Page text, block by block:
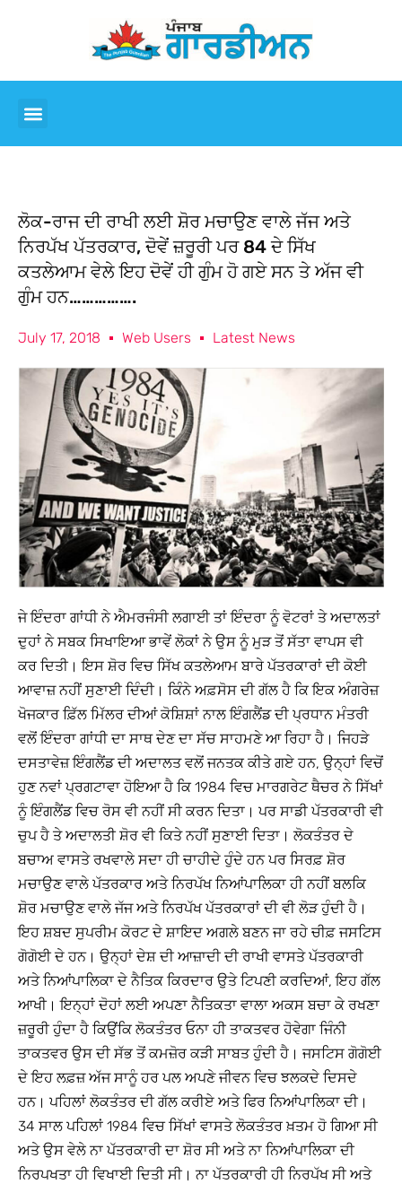
ਲੋਕ-ਰਾਜ ਦੀ ਰਾਖੀ ਲਈ ਸ਼ੋਰ ਮਚਾਉਣ ਵਾਲੇ ਜੱਜ ਅਤੇ
ਨਿਰਪੱਖ ਪੱਤਰਕਾਰ, ਦੋਵੇਂ ਜ਼ਰੂਰੀ ਪਰ 84 ਦੇ ਸਿੱਖ
ਕਤਲੇਆਮ ਵੇਲੇ ਇਹ ਦੋਵੇਂ ਹੀ ਗੁੰਮ ਹੋ ਗਏ ਸਨ ਤੇ ਅੱਜ ਵੀ
ਗੁੰਮ ਹਨ…………….
July 17, 2018 Web Users Latest News
ਜੇ ਇੰਦਰਾ ਗਾਂਧੀ ਨੇ ਐਮਰਜੰਸੀ ਲਗਾਈ ਤਾਂ ਇੰਦਰਾ ਨੂੰ ਵੋਟਰਾਂ ਤੇ ਅਦਾਲਤਾਂ
ਦੁਹਾਂ ਨੇ ਸਬਕ ਸਿਖਾਇਆ ਭਾਵੇਂ ਲੋਕਾਂ ਨੇ ਉਸ ਨੂੰ ਮੁੜ ਤੋਂ ਸੱਤਾ ਵਾਪਸ ਵੀ
ਕਰ ਦਿਤੀ। ਇਸ ਸ਼ੋਰ ਵਿਚ ਸਿੱਖ ਕਤਲੇਆਮ ਬਾਰੇ ਪੱਤਰਕਾਰਾਂ ਦੀ ਕੋਈ
ਆਵਾਜ਼ ਨਹੀਂ ਸੁਣਾਈ ਦਿੰਦੀ। ਕਿੰਨੇ ਅਫ਼ਸੋਸ ਦੀ ਗੱਲ ਹੈ ਕਿ ਇਕ ਅੰਗਰੇਜ਼
ਖੋਜਕਾਰ ਫ਼ਿੱਲ ਮਿੱਲਰ ਦੀਆਂ ਕੋਸ਼ਿਸ਼ਾਂ ਨਾਲ ਇੰਗਲੈਂਡ ਦੀ ਪ੍ਰਧਾਨ ਮੰਤਰੀ
ਵਲੋਂ ਇੰਦਰਾ ਗਾਂਧੀ ਦਾ ਸਾਥ ਦੇਣ ਦਾ ਸੱਚ ਸਾਹਮਣੇ ਆ ਰਿਹਾ ਹੈ। ਜਿਹੜੇ
ਦਸਤਾਵੇਜ਼ ਇੰਗਲੈਂਡ ਦੀ ਅਦਾਲਤ ਵਲੋਂ ਜਨਤਕ ਕੀਤੇ ਗਏ ਹਨ, ਉਨ੍ਹਾਂ ਵਿਚੋਂ
ਹੁਣ ਨਵਾਂ ਪ੍ਰਗਟਾਵਾ ਹੋਇਆ ਹੈ ਕਿ 1984 ਵਿਚ ਮਾਰਗਰੇਟ ਥੈਚਰ ਨੇ ਸਿੱਖਾਂ
ਨੂੰ ਇੰਗਲੈਂਡ ਵਿਚ ਰੋਸ ਵੀ ਨਹੀਂ ਸੀ ਕਰਨ ਦਿਤਾ। ਪਰ ਸਾਡੀ ਪੱਤਰਕਾਰੀ ਵੀ
ਚੁਪ ਹੈ ਤੇ ਅਦਾਲਤੀ ਸ਼ੋਰ ਵੀ ਕਿਤੇ ਨਹੀਂ ਸੁਣਾਈ ਦਿਤਾ। ਲੋਕਤੰਤਰ ਦੇ
ਬਚਾਅ ਵਾਸਤੇ ਰਖਵਾਲੇ ਸਦਾ ਹੀ ਚਾਹੀਦੇ ਹੁੰਦੇ ਹਨ ਪਰ ਸਿਰਫ਼ ਸ਼ੋਰ
ਮਚਾਉਣ ਵਾਲੇ ਪੱਤਰਕਾਰ ਅਤੇ ਨਿਰਪੱਖ ਨਿਆਂਪਾਲਿਕਾ ਹੀ ਨਹੀਂ ਬਲਕਿ
ਸ਼ੋਰ ਮਚਾਉਣ ਵਾਲੇ ਜੱਜ ਅਤੇ ਨਿਰਪੱਖ ਪੱਤਰਕਾਰਾਂ ਦੀ ਵੀ ਲੋੜ ਹੁੰਦੀ ਹੈ।
ਇਹ ਸ਼ਬਦ ਸੁਪਰੀਮ ਕੋਰਟ ਦੇ ਸ਼ਾਇਦ ਅਗਲੇ ਬਣਨ ਜਾ ਰਹੇ ਚੀਫ਼ ਜਸਟਿਸ
ਗੋਗੋਈ ਦੇ ਹਨ। ਉਨ੍ਹਾਂ ਦੇਸ਼ ਦੀ ਆਜ਼ਾਦੀ ਦੀ ਰਾਖੀ ਵਾਸਤੇ ਪੱਤਰਕਾਰੀ
ਅਤੇ ਨਿਆਂਪਾਲਿਕਾ ਦੇ ਨੈਤਿਕ ਕਿਰਦਾਰ ਉਤੇ ਟਿਪਣੀ ਕਰਦਿਆਂ, ਇਹ ਗੱਲ
ਆਖੀ। ਇਨ੍ਹਾਂ ਦੋਹਾਂ ਲਈ ਅਪਣਾ ਨੈਤਿਕਤਾ ਵਾਲਾ ਅਕਸ ਬਚਾ ਕੇ ਰਖਣਾ
ਜ਼ਰੂਰੀ ਹੁੰਦਾ ਹੈ ਕਿਉਂਕਿ ਲੋਕਤੰਤਰ ਓਨਾ ਹੀ ਤਾਕਤਵਰ ਹੋਵੇਗਾ ਜਿੰਨੀ
ਤਾਕਤਵਰ ਉਸ ਦੀ ਸੱਭ ਤੋਂ ਕਮਜ਼ੋਰ ਕੜੀ ਸਾਬਤ ਹੁੰਦੀ ਹੈ। ਜਸਟਿਸ ਗੋਗੋਈ
ਦੇ ਇਹ ਲਫ਼ਜ਼ ਅੱਜ ਸਾਨੂੰ ਹਰ ਪਲ ਅਪਣੇ ਜੀਵਨ ਵਿਚ ਝਲਕਦੇ ਦਿਸਦੇ
ਹਨ। ਪਹਿਲਾਂ ਲੋਕਤੰਤਰ ਦੀ ਗੱਲ ਕਰੀਏ ਅਤੇ ਫਿਰ ਨਿਆਂਪਾਲਿਕਾ ਦੀ।
34 ਸਾਲ ਪਹਿਲਾਂ 1984 ਵਿਚ ਸਿੱਖਾਂ ਵਾਸਤੇ ਲੋਕਤੰਤਰ ਖ਼ਤਮ ਹੋ ਗਿਆ ਸੀ
ਅਤੇ ਉਸ ਵੇਲੇ ਨਾ ਪੱਤਰਕਾਰੀ ਦਾ ਸ਼ੋਰ ਸੀ ਅਤੇ ਨਾ ਨਿਆਂਪਾਲਿਕਾ ਦੀ
ਨਿਰਪਖਤਾ ਹੀ ਵਿਖਾਈ ਦਿਤੀ ਸੀ। ਨਾ ਪੱਤਰਕਾਰੀ ਹੀ ਨਿਰਪੱਖ ਸੀ ਅਤੇ